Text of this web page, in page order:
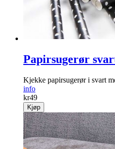
Papirsugerør
Kjekke papirsugerør i svart
info
kr49
Kjøp